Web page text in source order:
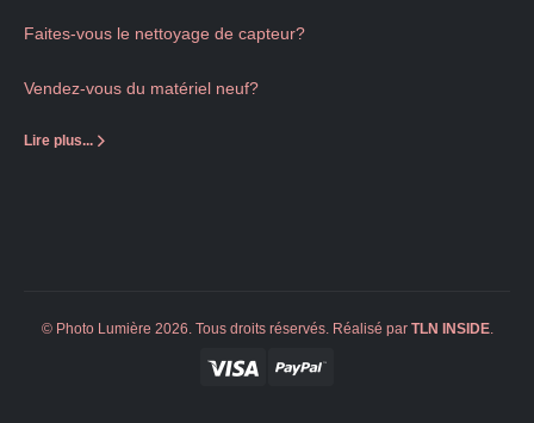
Faites-vous le nettoyage de capteur?
Vendez-vous du matériel neuf?
Lire plus...
© Photo Lumière 2026. Tous droits réservés. Réalisé par TLN INSIDE.